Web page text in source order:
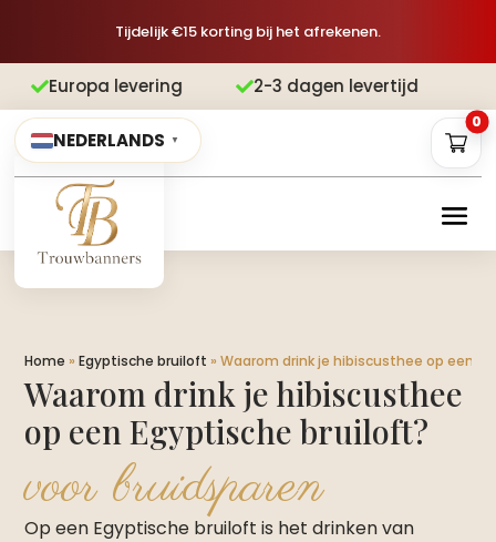
Tijdelijk €15 korting bij het afrekenen.
2-3 dagen levertijd 
NEDERLANDS ▼
0
Home »Egyptische bruiloft »Waarom drink je hibiscusthee op een
Waarom drink je hibiscusthee
op een Egyptische bruiloft?
voor bruidsparen
Op een Egyptische bruiloft is het drinken van